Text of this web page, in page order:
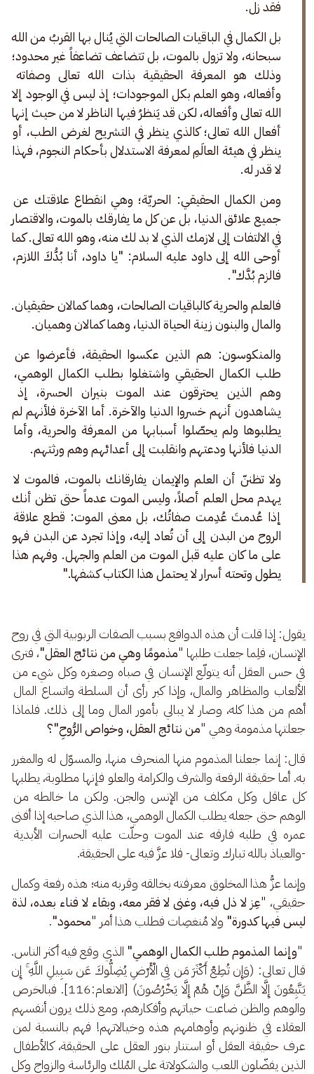
فقد زل.
بل الكمال في الباقيات الصالحات التي يُنال بها القربُ من الله
سبحانه، ولا تزول بالموت، بل تتضاعف تضاعفاً غير محدود؛
وذلك هو المعرفة الحقيقية بذات الله تعالى وصفاته
وأفعاله، وهو العلم بكل الموجودات؛ إذ ليس في الوجود إلا
الله تعالى وأفعاله، لكن قد يَنظرُ فيها الناظر لا من حيث إنها
أفعال الله تعالى؛ كالذي ينظر في التشريح لغرض الطب، أو
ينظر في هيئة العالَمِ لمعرفة الاستدلال بأحكام النجوم، فهذا
لا قدر له.
ومن الكمال الحقيقي: الحريّة؛ وهي انقطاع علاقتك عن
جميع علائق الدنيا، بل عن كل ما يفارقك بالموت، والاقتصار
في الالتفات إلى لازمك الذي لا بد لك منه، وهو الله تعالى. كما
أوحى الله إلى داود عليه السلام: "يا داود، أنا بُدُّكَ اللازم،
فالزم بُدَّك".
فالعلم والحرية كالباقيات الصالحات، وهما كمالان حقيقيان.
والمال والبنون زينة الحياة الدنيا، وهما كمالان وهميان.
والمنكوسون: هم الذين عكسوا الحقيقة، فأعرضوا عن
طلب الكمال الحقيقي واشتغلوا بطلب الكمال الوهمي،
وهم الذين يحترقون عند الموت بنيران الحسرة، إذ
يشاهدون أنهم خسروا الدنيا والآخرة. أما الآخرة فلأنهم لم
يطلبوها ولم يحصّلوا أسبابها من المعرفة والحرية، وأما
الدنيا فلأنها ودعتهم وانقلبت إلى أعدائهم وهم ورثتهم.
ولا تظننّ أن العلم والإيمان يفارقانك بالموت، فالموت لا
يهدم محل العلم أصلاً، وليس الموت عدماً حتى تظن أنك
إذا عُدمتَ عُدِمت صفاتُك، بل معنى الموت: قطع علاقة
الروح من البدن إلى أن تُعاد إليه، وإذا تجرد عن البدن فهو
على ما كان عليه قبل الموت من العلم والجهل. وفهم هذا
يطول وتحته أسرار لا يحتمل هذا الكتاب كشفها."
يقول: إذا قلت أن هذه الدوافع بسبب الصفات الربوبية التي في روح
الإنسان، فلِما جعلت طلبها "مذمومًا وهي من نتائج العقل"، فترى
في حس العقل أنه يتولّع الإنسان في صباه وصغره وكل شيء من
الألعاب والمظاهر والمال، وإذا كبر رأى أن السلطة واتساع المال
أهم من هذا كله، وصار لا يبالي بأمور المال وما إلى ذلك. فلماذا
جعلتها مذمومة وهي "من نتائج العقل، وخواص الرُّوحِ"؟
قال: إنما جعلنا المذموم منها المنحرف منها، والمسوّل له والمغرر
به. أما حقيقة الرفعة والشرف والكرامة والعلو فإنها مطلوبة، يطلبها
كل عاقل وكل مكلف من الإنس والجن. ولكن ما خالطه من
الوهم حتى جعله يطلب الكمال الوهمي، هذا الذي صاحبه إذا أفنى
عمره في طلبه فارقه عند الموت وحلّت عليه الحسرات الأبدية
-والعياذ بالله تبارك وتعالى- فلا عزَّ فيه على الحقيقة.
وإنما عزُّ هذا المخلوق معرفته بخالقه وقربه منه؛ هذه رفعة وكمال
حقيقي، "عِز لا ذل فيه، وغنى لا فقر معه، وبقاء لا فناء بعده، لذة
ليس فيهاكدورة" ولا مُنغصِات فطلب هذا أمر "محمود".
"وإنما المذموم طلب الكمال الوهمي" الذي وقع فيه أكثر الناس.
قال تعالى: (وَإِن تُطِعْ أَكْثَرَ مَن فِي الْأَرْضِ يُضِلُّوكَ عَن سَبِيلِ اللَّهِ ۚ إِن
يَتَّبِعُونَ إِلَّا الظَّنَّ وَإِنْ هُمْ إِلَّا يَخْرُصُونَ) [الانعام:116]. فبالخرص
والوهم والظن ضاعت حياتهم وأفكارهم، ومع ذلك يرون أنفسهم
العقلاء في ظنونهم وأوهامهم هذه وخيالاتهم! فهم بالنسبة لمن
عرف حقيقة العقل أو استنار بنور العقل على الحقيقة، كالأطفال
الذين يفضّلون اللعب والشكولاتة على المُلك والرئاسة والزواج وكل